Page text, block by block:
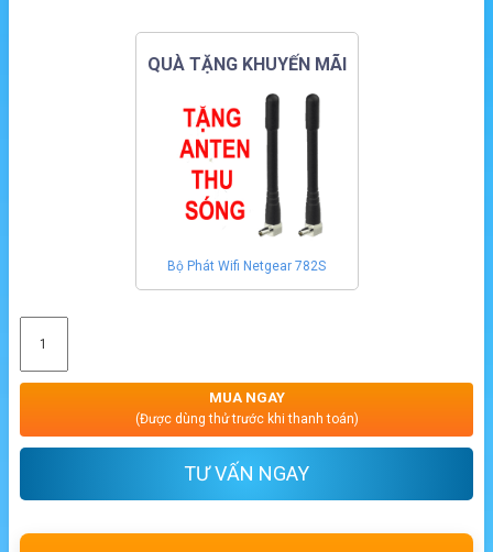
QUÀ TẶNG KHUYẾN MÃI
Bộ Phát Wifi Netgear 782S
MUA NGAY
(Được dùng thử trước khi thanh toán)
TƯ VẤN NGAY